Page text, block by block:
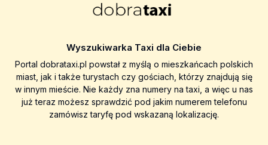
Wyszukiwarka Taxi dla Ciebie
Portal dobrataxi.pl powstał z myślą o mieszkańcach polskich
miast, jak i także turystach czy gościach, którzy znajdują się
w innym mieście. Nie każdy zna numery na taxi, a więc u nas
już teraz możesz sprawdzić pod jakim numerem telefonu
zamówisz taryfę pod wskazaną lokalizację.